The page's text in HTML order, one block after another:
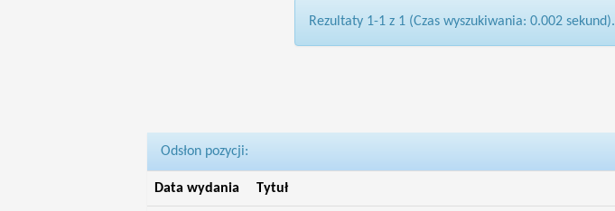
Rezultaty 1-1 z 1 (Czas wyszukiwania: 0.002 sekund).
Odsłon pozycji:
Data wydania Tytuł